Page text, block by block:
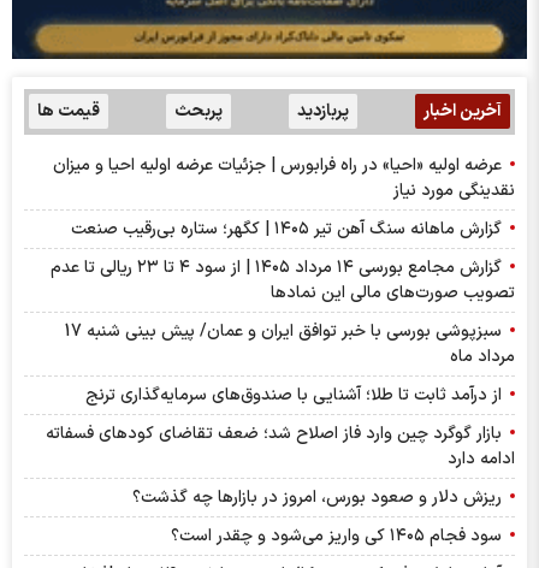
آخرین اخبار پربازدید پربحث قیمت ها
عرضه اولیه «احیا» در راه فرابورس | جزئیات عرضه اولیه احیا و میزان
نقدینگی مورد نیاز
گزارش ماهانه سنگ آهن تیر ۱۴۰۵ | کگهر؛ ستاره بی‌رقیب صنعت
گزارش مجامع بورسی ۱۴ مرداد ۱۴۰۵ | از سود ۴ تا ۲۳ ریالی تا عدم
تصویب صورت‌های مالی این نماد‌ها
سبزپوشی بورسی با خبر توافق ایران و عمان/ پیش بینی شنبه 17
مرداد ماه
از درآمد ثابت تا طلا؛ آشنایی با صندوق‌های سرمایه‌گذاری ترنج
بازار گوگرد چین وارد فاز اصلاح شد؛ ضعف تقاضای کودهای فسفاته
ادامه دارد
ریزش دلار و صعود بورس، امروز در بازارها چه گذشت؟
سود فجام ۱۴۰۵ کی واریز می‌شود و چقدر است؟